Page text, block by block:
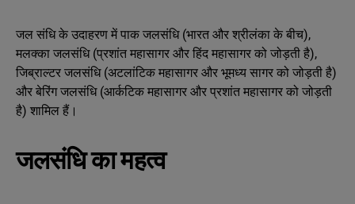
जल संधि के उदाहरण में पाक जलसंधि (भारत और श्रीलंका के बीच),
मलक्का जलसंधि (प्रशांत महासागर और हिंद महासागर को जोड़ती है),
जिब्राल्टर जलसंधि (अटलांटिक महासागर और भूमध्य सागर को जोड़ती है)
और बेरिंग जलसंधि (आर्कटिक महासागर और प्रशांत महासागर को जोड़ती
है) शामिल हैं।
जलसंधि का महत्व